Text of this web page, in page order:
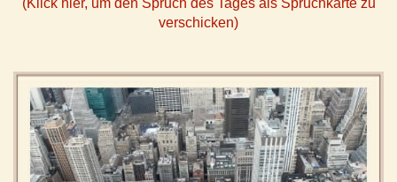
(Klick hier, um den Spruch des Tages als Spruchkarte zu
verschicken)